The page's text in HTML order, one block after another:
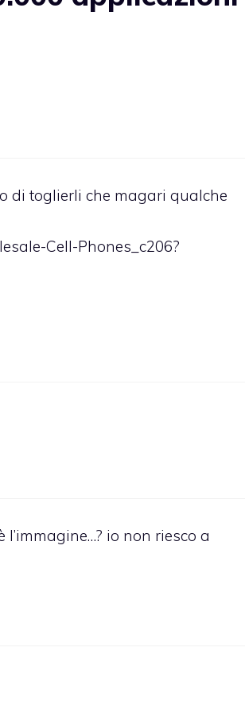
di toglierli che magari qualche
Cell-Phones_c206?
io non riesco a